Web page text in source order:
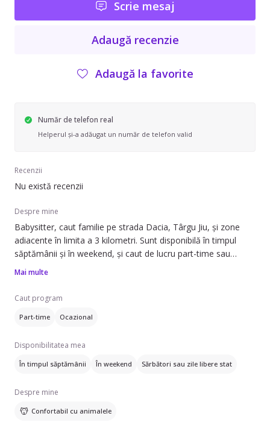
Scrie mesaj
Adaugă recenzie
Adaugă la favorite
Număr de telefon real
Helperul și-a adăugat un număr de telefon valid
Recenzii
Nu există recenzii
Despre mine
Babysitter, caut familie pe strada Dacia, Târgu Jiu, și zone
adiacente în limita a 3 kilometri. Sunt disponibilă în timpul
săptămânii și în weekend, și caut de lucru part-time sau
ocazional.
Pot să ofer ajutor cu: îngrijirea copiilor, inclusiv la categoria
micilor preșcolari (1-3 ani), preșcolari mari (4-7 ani) și școlari
(8-12 ani). De asemenea, pot ajuta cu teme, pot să pun copiii
mâncare și să fac unele treburile gospodărești.
sau doriți mai multe detalii, sunt aici să vă ajut.
Mai multe
Caut program
Part-time Ocazional
Disponibilitatea mea
În timpul săptămânii În weekend Sărbători sau zile libere stat
Despre mine
Confortabil cu animalele